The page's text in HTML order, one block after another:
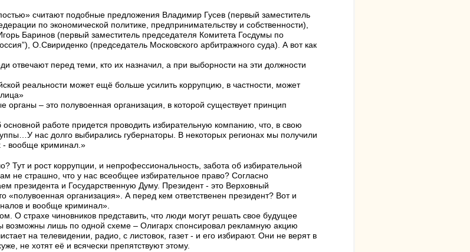
считают подобные предложения Владимир Гусев (первый заместитель
по экономической политике, предпринимательству и собственности),
Баринов (первый заместитель председателя Комитета Госдумы по
О.Свириденко (председатель Московского арбитражного суда). А вот как
отвечают перед теми, кто их назначил, а при выборности на эти должности
реальности может ещё больше усилить коррупцию, в частности, может
органы – это полувоенная организация, в которой существует принцип
работе придется проводить избирательную компанию, что, в свою
нас долго выбирались губернаторы. В некоторых регионах мы получили
- вообще криминал.»
Тут и рост коррупции, и непрофессиональность, забота об избирательной
не страшно, что у нас всеобщее избирательное право? Согласно
президента и Государственную Думу. Президент - это Верховный
«полувоенная организация». А перед кем ответственен президент? Вот и
и вообще криминал».
О страхе чиновников представить, что люди могут решать свое будущее
возможны лишь по одной схеме – Олигарх спонсировал рекламную акцию
на телевидении, радио, с листовок, газет - и его избирают. Они не верят в
не хотят её и всячески препятствуют этому.